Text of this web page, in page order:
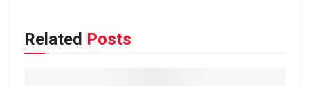
Related Posts